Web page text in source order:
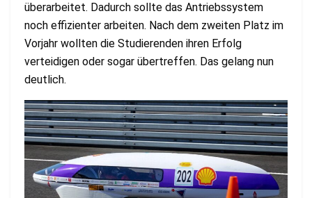
überarbeitet. Dadurch sollte das Antriebssystem
noch effizienter arbeiten. Nach dem zweiten Platz im
Vorjahr wollten die Studierenden ihren Erfolg
verteidigen oder sogar übertreffen. Das gelang nun
deutlich.